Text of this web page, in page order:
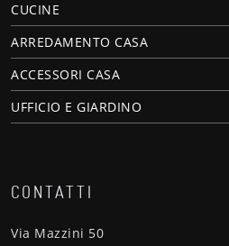
CUCINE
ARREDAMENTO CASA
ACCESSORI CASA
UFFICIO E GIARDINO
CONTATTI
Via Mazzini 50